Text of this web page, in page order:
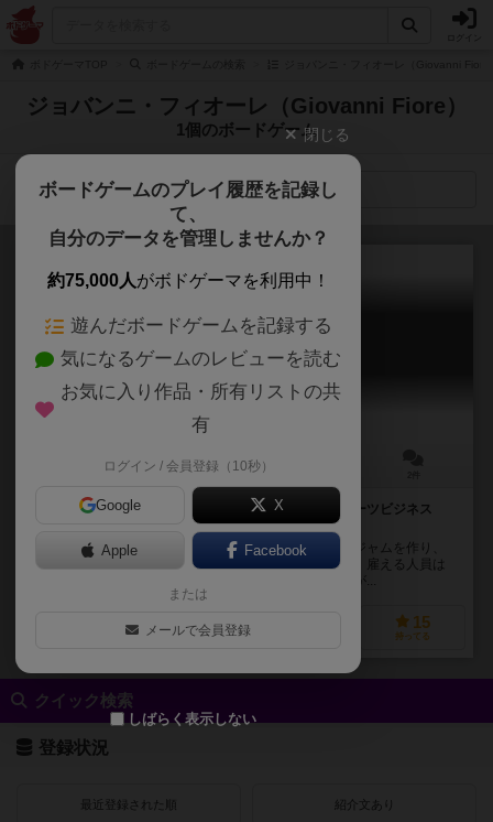
ジョバンニ・フィオーレ（Giovanni Fiore）
1個のボードゲーム
検索メニュー
フルティコラ
Frutticola
45～60分
美味しいジャム作りで競い合おう！ 個人経営のフルーツビジネス
は、いつも人手が不足しています。
プレイヤーはジャム製造者となって、果物を集め、ジャムを作り、
市場に売って利益を得ます。しかし、個人経営なので、雇える人員は
常に変動します。たくさん雇えたと思えば仕事の種類が...
29
経験あり
15
持ってる
クイック検索
登録状況
最近登録された順 紹介文あり
閉じる
ボードゲームのプレイ履歴を記録し
て、
自分のデータを管理しませんか？
約75,000人がボドゲーマを利用中！
遊んだボードゲームを記録する
気になるゲームのレビューを読む
お気に入り作品・所有リストの共
有
ログイン / 会員登録（10秒）
Google X
Apple Facebook
または
メールで会員登録
しばらく表示しない